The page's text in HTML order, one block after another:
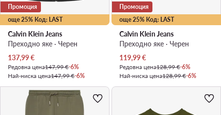
още 25% Код: LAST
Промоция
Calvin Klein Jeans
Преходно яке · Черен
Актуална цена
137,99€
Редовна цена147,99 €-6%
Най-ниска цена147,99 €-6%
още 25% Код: LAST
Промоция
Calvin Klein Jeans
Преходно яке · Черен
Актуална цена
119,99€
Редовна цена128,99 €-6%
Най-ниска цена128,99 €-6%